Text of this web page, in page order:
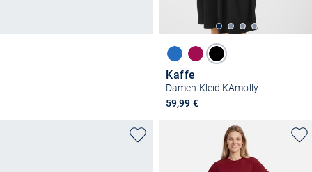
Kaffe
Damen Kleid KAmolly
59,99 €